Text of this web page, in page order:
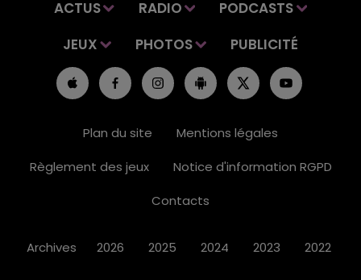
ACTUS RADIO
PODCASTS
JEUX
PHOTOS PUBLICITÉ
Plan du site
Mentions légales
Règlement des jeux
Notice d'information RGPD
Contacts
Archives 2026 2025 2024 2023 2022